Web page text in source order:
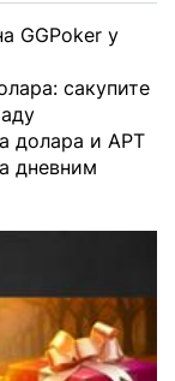
GGPoker у
сакупите
долара и APT
дневним